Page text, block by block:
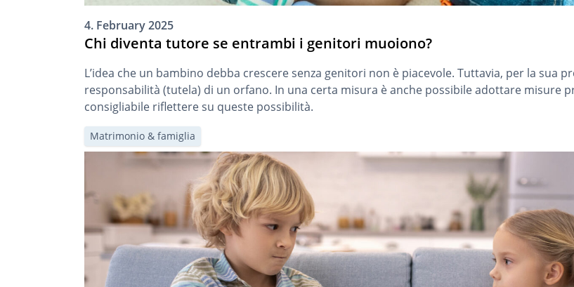
4. February 2025
Chi diventa tutore se entrambi i genitori muoiono?
L’idea che un bambino debba crescere senza genitori non è piacevole. Tuttavia, per la sua
responsabilità (tutela) di un orfano. In una certa misura è anche possibile adottare misure
consigliabile riflettere su queste possibilità.
Matrimonio & famiglia